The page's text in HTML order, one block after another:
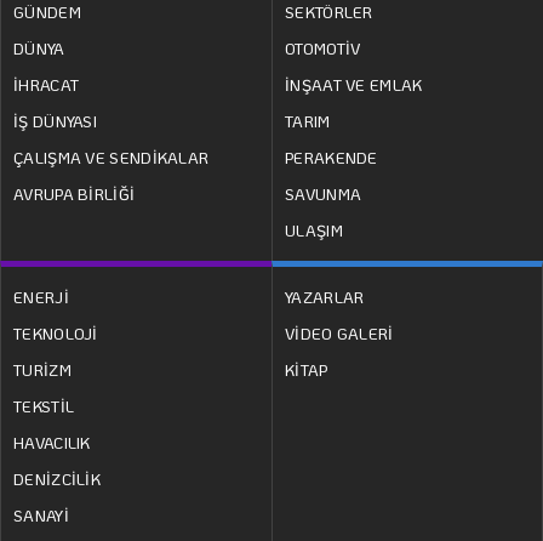
GÜNDEM
DÜNYA
İHRACAT
İŞ DÜNYASI
ÇALIŞMA VE SENDİKALAR
AVRUPA BİRLİĞİ
SEKTÖRLER
OTOMOTİV
İNŞAAT VE EMLAK
TARIM
PERAKENDE
SAVUNMA
ULAŞIM
ENERJİ
TEKNOLOJİ
TURİZM
TEKSTİL
HAVACILIK
DENİZCİLİK
SANAYİ
YAZARLAR
VİDEO GALERİ
KİTAP